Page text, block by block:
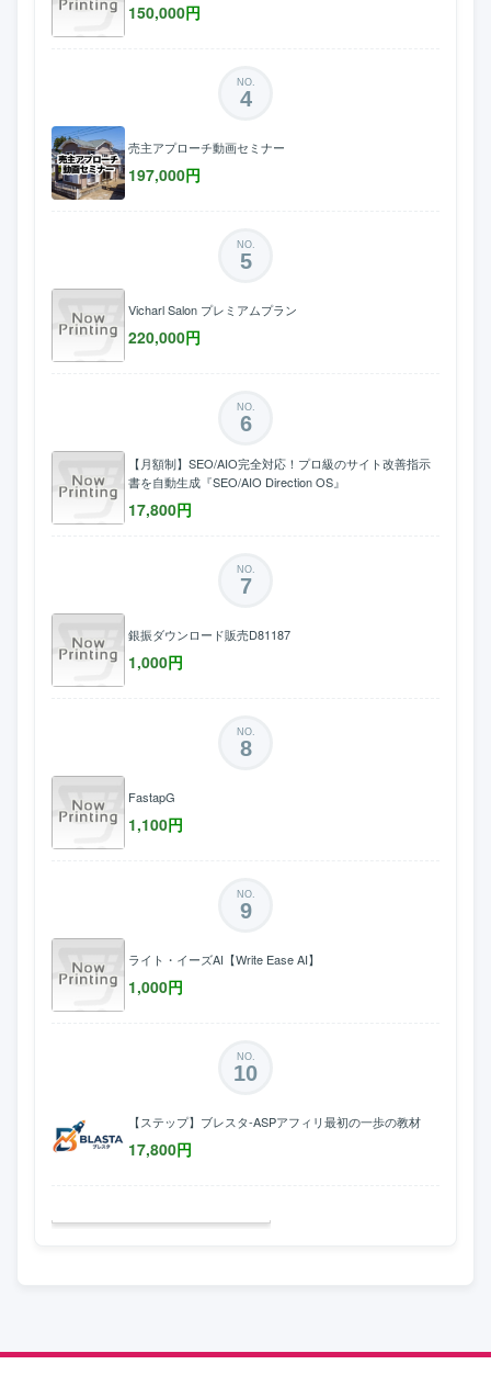
150,000円
NO.
4
売主アプローチ動画セミナー
197,000円
NO.
5
Vicharl Salon プレミアムプラン
220,000円
NO.
6
【月額制】SEO/AIO完全対応！プロ級のサイト改善指示
書を自動生成『SEO/AIO Direction OS』
17,800円
NO.
7
銀振ダウンロード販売D81187
1,000円
NO.
8
FastapG
1,100円
NO.
9
ライト・イーズAI【Write Ease AI】
1,000円
NO.
10
【ステップ】ブレスタ-ASPアフィリ最初の一歩の教材
17,800円